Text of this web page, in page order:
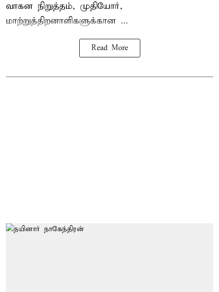
வாகன நிறுத்தம், முதியோர்,
மாற்றுத்திறனாளிகளுக்கான ...
Read More